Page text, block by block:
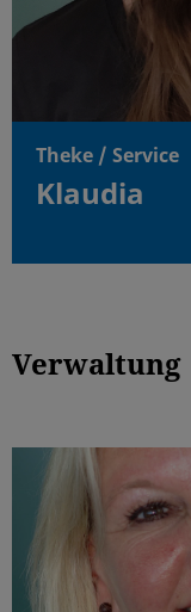
Theke / Service
Klaudia
Verwaltung